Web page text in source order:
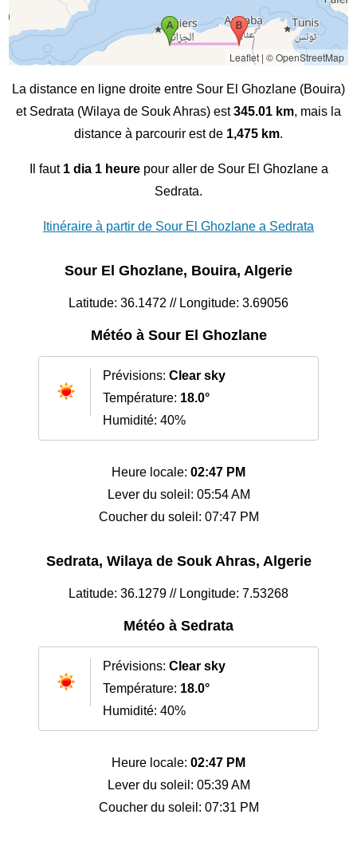
Leaflet| © OpenStreetMap
La distance en ligne droite entre Sour El Ghozlane (Bouira)
et Sedrata (Wilaya de Souk Ahras) est345.01 km, mais la
distance à parcourir est de 1,475 km.
Il faut 1 dia 1 heurepour aller de Sour El Ghozlane a
Sedrata.
Itinéraire à partir de Sour El Ghozlane a Sedrata
Sour El Ghozlane, Bouira, Algerie
Latitude: 36.1472 // Longitude: 3.69056
Météo à Sour El Ghozlane
Prévisions: Clear sky
Température: 18.0°
Humidité: 40%
Heure locale: 02:47 PM
Lever du soleil: 05:54 AM
Coucher du soleil: 07:47 PM
Sedrata, Wilaya de Souk Ahras, Algerie
Latitude: 36.1279 // Longitude: 7.53268
Météo à Sedrata
Prévisions: Clear sky
Température: 18.0°
Humidité: 40%
Heure locale: 02:47 PM
Lever du soleil: 05:39 AM
Coucher du soleil: 07:31 PM